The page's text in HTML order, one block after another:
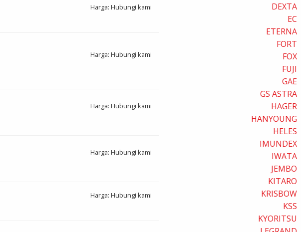
DEXTA
EC
ETERNA
FORT
FOX
FUJI
GAE
GS ASTRA
HAGER
HANYOUNG
HELES
IMUNDEX
IWATA
JEMBO
KITARO
KRISBOW
KSS
KYORITSU
Harga: Hubungi kami
Harga: Hubungi kami
Harga: Hubungi kami
Harga: Hubungi kami
Harga: Hubungi kami